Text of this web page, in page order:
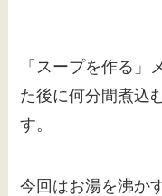
「スープを作る」
た後に何分間煮込
す。
今回はお湯を沸か